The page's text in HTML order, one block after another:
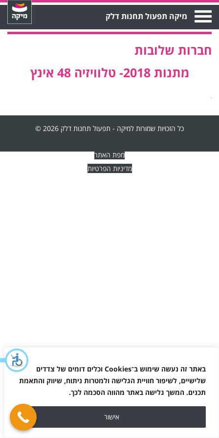
באתר זה נעשה שימוש ב־Cookies וכלים דומים של צדדים
שלישיים, לשיפור חוויית הגלישה ולמטרות ניתוח, שיווק והתאמת
תכנים. המשך גלישה באתר מהווה הסכמה לכך.
אישור
Open
Menu מיקה תפעול תחנות דלק
חברות שלובות
מתנות 2018- טלוויזיה 48 אינץ
כל הזכויות שמורות למיקה - תפעול תחנות דלק 2026 ©
מפת האתר
מדיניות הפרטיות